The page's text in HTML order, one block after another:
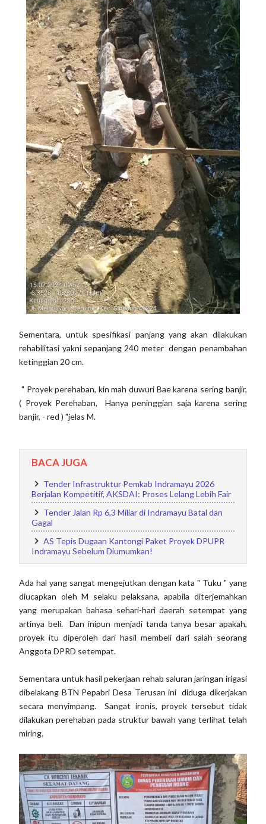
Sementara, untuk spesifikasi panjang yang akan dilakukan
rehabilitasi yakni sepanjang 240 meter dengan penambahan
ketinggian 20 cm.
" Proyek perehaban, kin mah duwuri Bae karena sering banjir,
( Proyek Perehaban, Hanya peninggian saja karena sering
banjir, - red ) "jelas M.
BACA JUGA
Tender Infrastruktur Pemkab Indramayu 2026
Berjalan Kompetitif, AKSDAI: Proses Lelang Lebih Fair
Tender Jalan Rp 6,3 Miliar di Indramayu Batal dan
Gagal
AS Tepis Dugaan Kantongi Paket Proyek DPUPR
Indramayu Sebelum Diumumkan!
Ada hal yang sangat mengejutkan dengan kata " Tuku " yang
diucapkan oleh M selaku pelaksana, apabila diterjemahkan
yang merupakan bahasa sehari-hari daerah setempat yang
artinya beli. Dan inipun menjadi tanda tanya besar apakah,
proyek itu diperoleh dari hasil membeli dari salah seorang
Anggota DPRD setempat.
Sementara untuk hasil pekerjaan rehab saluran jaringan irigasi
dibelakang BTN Pepabri Desa Terusan ini diduga dikerjakan
secara menyimpang. Sangat ironis, proyek tersebut tidak
dilakukan perehaban pada struktur bawah yang terlihat telah
miring.